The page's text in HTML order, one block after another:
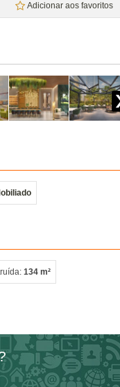
Adicionar aos favoritos
134 m²